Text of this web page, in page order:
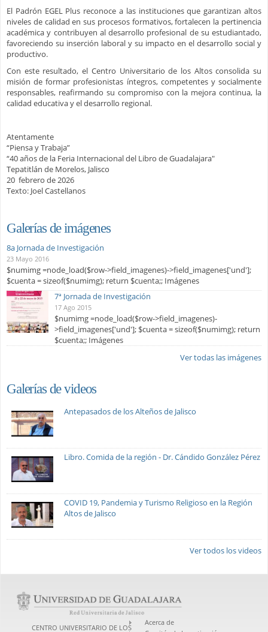
El Padrón EGEL Plus reconoce a las instituciones que garantizan altos
niveles de calidad en sus procesos formativos, fortalecen la pertinencia
académica y contribuyen al desarrollo profesional de su estudiantado,
favoreciendo su inserción laboral y su impacto en el desarrollo social y
productivo.
Con este resultado, el Centro Universitario de los Altos consolida su
misión de formar profesionistas íntegros, competentes y socialmente
responsables, reafirmando su compromiso con la mejora continua, la
calidad educativa y el desarrollo regional.
Atentamente
“Piensa y Trabaja”
“40 años de la Feria Internacional del Libro de Guadalajara"
Tepatitlán de Morelos, Jalisco
20 febrero de 2026
Texto: Joel Castellanos
Galerías de imágenes
8a Jornada de Investigación
23 Mayo 2016
$numimg =node_load($row->field_imagenes)->field_imagenes['und'];
$cuenta = sizeof($numimg); return $cuenta;; Imágenes
7ª Jornada de Investigación
17 Ago 2015
$numimg =node_load($row->field_imagenes)-
>field_imagenes['und']; $cuenta = sizeof($numimg); return
$cuenta;; Imágenes
Ver todas las imágenes
Galerías de videos
Antepasados de los Alteños de Jalisco
Libro. Comida de la región - Dr. Cándido González Pérez
COVID 19, Pandemia y Turismo Religioso en la Región
Altos de Jalisco
Ver todos los videos
CENTRO UNIVERSITARIO DE LOS
Acerca de